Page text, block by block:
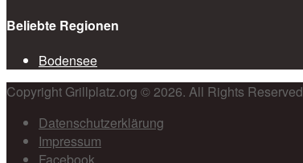
Beliebte Regionen
Bodensee
Copyright Grillplatz.org © 2026. All Rights Reserved
Datenschutzerklärung
Impressum